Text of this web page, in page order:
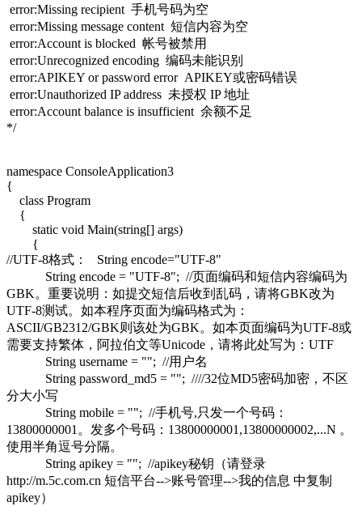
error:Missing recipient 手机号码为空
error:Missing message content 短信内容为空
error:Account is blocked 帐号被禁用
error:Unrecognized encoding 编码未能识别
error:APIKEY or password error APIKEY或密码错误
error:Unauthorized IP address 未授权 IP 地址
error:Account balance is insufficient 余额不足
*/
namespace ConsoleApplication3
{
class Program
{
static void Main(string[] args)
{
//UTF-8格式： String encode="UTF-8"
String encode = "UTF-8"; //页面编码和短信内容编码为
GBK。重要说明：如提交短信后收到乱码，请将GBK改为
UTF-8测试。如本程序页面为编码格式为：
ASCII/GB2312/GBK则该处为GBK。如本页面编码为UTF-8或
需要支持繁体，阿拉伯文等Unicode，请将此处写为：UTF
String username = ""; //用户名
String password_md5 = ""; ////32位MD5密码加密，不区
分大小写
String mobile = ""; //手机号,只发一个号码：
13800000001。发多个号码：13800000001,13800000002,...N 。
使用半角逗号分隔。
String apikey = ""; //apikey秘钥（请登录
http://m.5c.com.cn 短信平台-->账号管理-->我的信息 中复制
apikey）